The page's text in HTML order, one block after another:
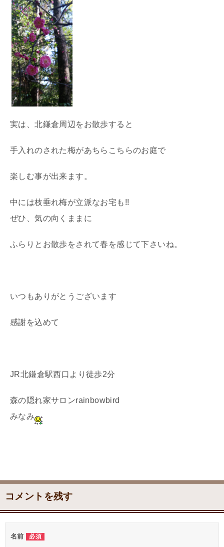
実は、北鎌倉周辺をお散歩すると
手入れのされた梅があちらこちらのお庭で
楽しむ事が出来ます。
中には枝垂れ梅が立派なお宅も!!
ぜひ、気の向くままに
ふらりとお散歩をされて春を感じて下さいね。
いつもありがとうございます
感謝を込めて
JR北鎌倉駅西口より徒歩2分
森の隠れ家サロンrainbowbird
みなみ
コメントを残す
名前 必須